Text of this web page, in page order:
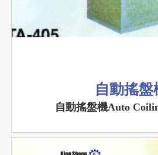
自動搖盤
自動搖盤機Auto